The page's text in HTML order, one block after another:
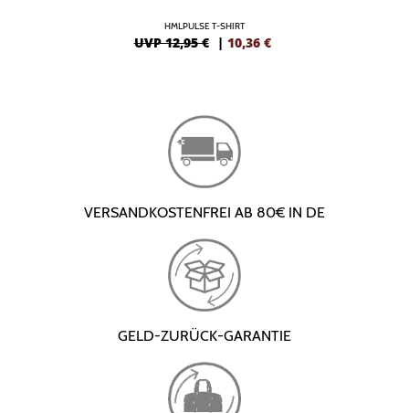
HMLPULSE T-SHIRT
UVP 12,95 € | 10,36 €
VERSANDKOSTENFREI AB 80€ IN DE
GELD-ZURÜCK-GARANTIE